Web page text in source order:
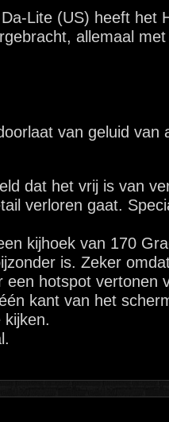
Lite (US) heeft het
allemaal
van geluid van
dat het vrij is van
verloren gaat.
kijhoek van 170
is. Zeker
een hotspot vertonen
kant van het